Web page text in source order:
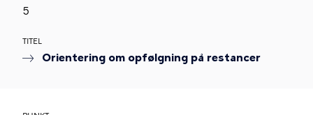
5
TITEL
Orientering om opfølgning på restancer